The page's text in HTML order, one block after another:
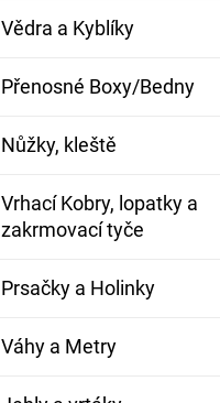
Vědra a Kyblíky
Přenosné Boxy/Bedny
Nůžky, kleště
Vrhací Kobry, lopatky a
zakrmovací tyče
Prsačky a Holinky
Váhy a Metry